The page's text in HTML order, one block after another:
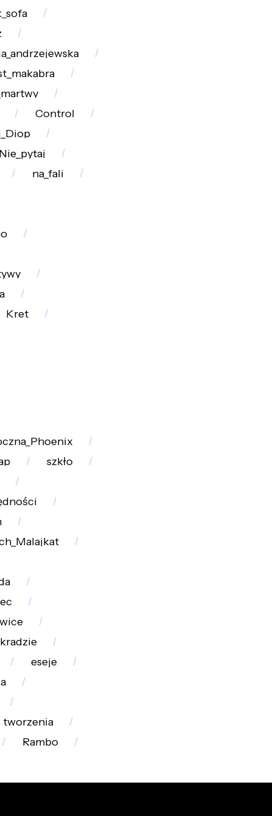
Control
na_fali
Kret
szkło
kradzie
eseje
tworzenia
Rambo